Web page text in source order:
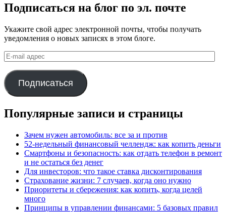
Подписаться на блог по эл. почте
Укажите свой адрес электронной почты, чтобы получать
уведомления о новых записях в этом блоге.
E-
mail
адрес
Подписаться
Популярные записи и страницы
Зачем нужен автомобиль: все за и против
52-недельный финансовый челлендж: как копить деньги
Смартфоны и безопасность: как отдать телефон в ремонт
и не остаться без денег
Для инвесторов: что такое ставка дисконтирования
Страхование жизни: 7 случаев, когда оно нужно
Приоритеты и сбережения: как копить, когда целей
много
Принципы в управлении финансами: 5 базовых правил